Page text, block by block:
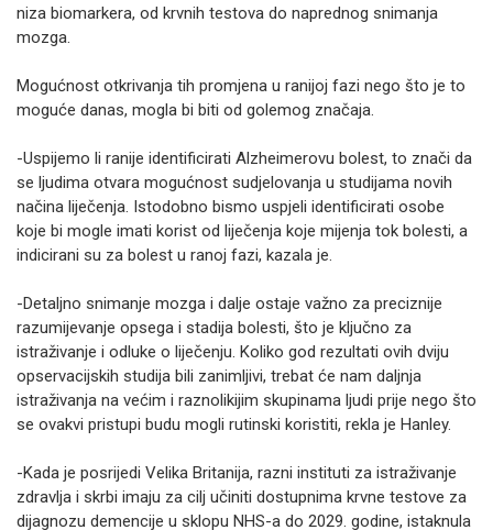
niza biomarkera, od krvnih testova do naprednog snimanja
mozga.
Mogućnost otkrivanja tih promjena u ranijoj fazi nego što je to
moguće danas, mogla bi biti od golemog značaja.
-Uspijemo li ranije identificirati Alzheimerovu bolest, to znači da
se ljudima otvara mogućnost sudjelovanja u studijama novih
načina liječenja. Istodobno bismo uspjeli identificirati osobe
koje bi mogle imati korist od liječenja koje mijenja tok bolesti, a
indicirani su za bolest u ranoj fazi, kazala je.
-Detaljno snimanje mozga i dalje ostaje važno za preciznije
razumijevanje opsega i stadija bolesti, što je ključno za
istraživanje i odluke o liječenju. Koliko god rezultati ovih dviju
opservacijskih studija bili zanimljivi, trebat će nam daljnja
istraživanja na većim i raznolikijim skupinama ljudi prije nego što
se ovakvi pristupi budu mogli rutinski koristiti, rekla je Hanley.
-Kada je posrijedi Velika Britanija, razni instituti za istraživanje
zdravlja i skrbi imaju za cilj učiniti dostupnima krvne testove za
dijagnozu demencije u sklopu NHS-a do 2029. godine, istaknula